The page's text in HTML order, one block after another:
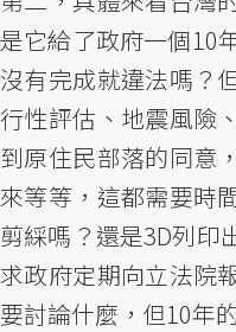
是它給了政府一個10
沒有完成就違法嗎？
行性評估、地震風險
到原住民部落的同意
來等等，這都需要時
剪綵嗎？還是3D列印
求政府定期向立法院
要討論什麼，但10年